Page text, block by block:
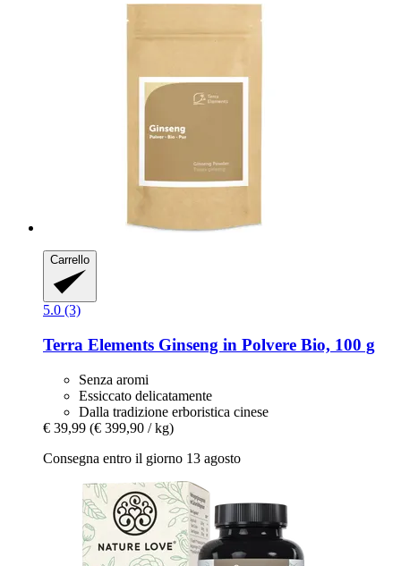
Carrello
5.0 (3)
Terra Elements Ginseng in Polvere Bio, 100 g
Senza aromi
Essiccato delicatamente
Dalla tradizione erboristica cinese
€ 39,99 (€ 399,90 / kg)
Consegna entro il giorno 13 agosto